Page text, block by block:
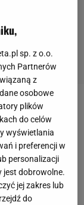
dał
nie
z
sp. z o.o.
Partnerów
z
osobowe
plików
do celów
wyświetlania
i preferencji w
personalizacji
jest dobrowolne.
jej zakres lub
do